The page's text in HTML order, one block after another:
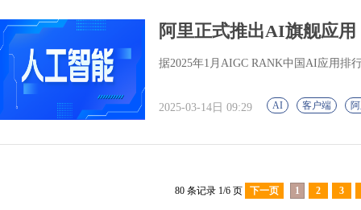
阿里正式推出AI旗舰应
据2025年1月AIGC RANK中国AI应用排
2025-03-14日 09:29 AI 客户端
80 条记录 1/6 页 下一页 1 2 3